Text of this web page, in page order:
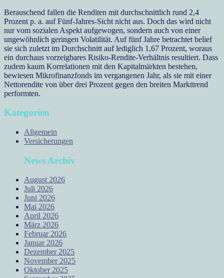
Berauschend fallen die Renditen mit durchschnittlich rund 2,4
Prozent p. a. auf Fünf-Jahres-Sicht nicht aus. Doch das wird nicht
nur vom sozialen Aspekt aufgewogen, sondern auch von einer
ungewöhnlich geringen Volatilität. Auf fünf Jahre betrachtet belief
sie sich zuletzt im Durchschnitt auf lediglich 1,67 Prozent, woraus
ein durchaus vorzeigbares Risiko-Rendite-Verhältnis resultiert. Dass
zudem kaum Korrelationen mit den Kapitalmärkten bestehen,
bewiesen Mikrofinanzfonds im vergangenen Jahr, als sie mit einer
Nettorendite von über drei Prozent gegen den breiten Markttrend
performten.
Kategorien
Allgemein
Versicherungen
News Archiv
August 2026
Juli 2026
Juni 2026
Mai 2026
April 2026
März 2026
Februar 2026
Januar 2026
Dezember 2025
November 2025
Oktober 2025